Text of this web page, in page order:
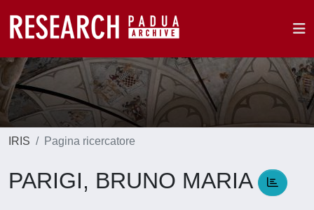
IRIS Pagina ricercatore
PARIGI, BRUNO MARIA